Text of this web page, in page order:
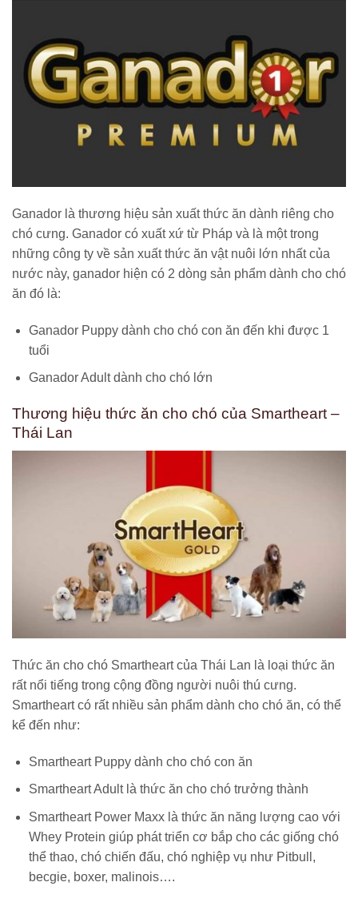
Ganador là thương hiệu sản xuất thức ăn dành riêng cho
chó cưng. Ganador có xuất xứ từ Pháp và là một trong
những công ty về sản xuất thức ăn vật nuôi lớn nhất của
nước này, ganador hiện có 2 dòng sản phẩm dành cho chó
ăn đó là:
Ganador Puppy dành cho chó con ăn đến khi được 1
tuổi
Ganador Adult dành cho chó lớn
Thương hiệu thức ăn cho chó của Smartheart –
Thái Lan
Thức ăn cho chó Smartheart của Thái Lan là loại thức ăn
rất nổi tiếng trong cộng đồng người nuôi thú cưng.
Smartheart có rất nhiều sản phẩm dành cho chó ăn, có thể
kể đến như:
Smartheart Puppy dành cho chó con ăn
Smartheart Adult là thức ăn cho chó trưởng thành
Smartheart Power Maxx là thức ăn năng lượng cao với
Whey Protein giúp phát triển cơ bắp cho các giống chó
thể thao, chó chiến đấu, chó nghiệp vụ như Pitbull,
becgie, boxer, malinois….